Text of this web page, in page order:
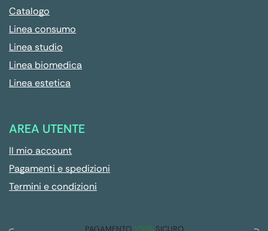
Catalogo
Linea consumo
Linea studio
Linea biomedica
Linea estetica
AREA UTENTE
Il mio account
Pagamenti e spedizioni
Termini e condizioni
PAGAMENTO 100% SICURO